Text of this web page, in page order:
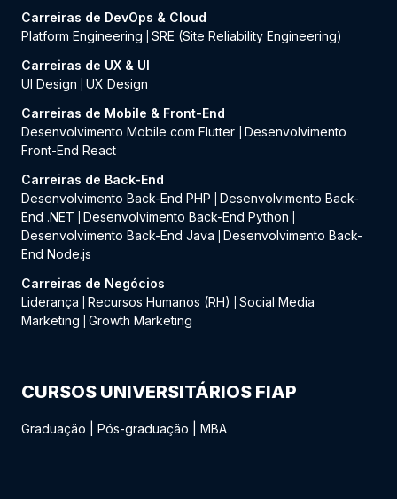
Carreiras de DevOps & Cloud
Platform Engineering
SRE (Site Reliability Engineering)
Carreiras de UX & UI
UI Design
UX Design
Carreiras de Mobile & Front-End
Desenvolvimento Mobile com Flutter
Desenvolvimento
Front-End React
Carreiras de Back-End
Desenvolvimento Back-End PHP
Desenvolvimento Back-
End .NET
Desenvolvimento Back-End Python
Desenvolvimento Back-End Java
Desenvolvimento Back-
End Node.js
Carreiras de Negócios
Liderança
Recursos Humanos (RH)
Social Media
Marketing
Growth Marketing
CURSOS UNIVERSITÁRIOS FIAP
Graduação Pós-graduação MBA